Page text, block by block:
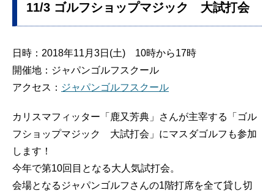
11/3 ゴルフショップマジック 大試打会
日時：2018年11月3日(土) 10時から17時
開催地：ジャパンゴルフスクール
アクセス： ジャパンゴルフスクール
カリスマフィッター「鹿又芳典」さんが主宰する「ゴル
フショップマジック 大試打会」にマスダゴルフも参加
します！
今年で第10回目となる大人気試打会。
会場となるジャパンゴルフさんの1階打席を全て貸し切